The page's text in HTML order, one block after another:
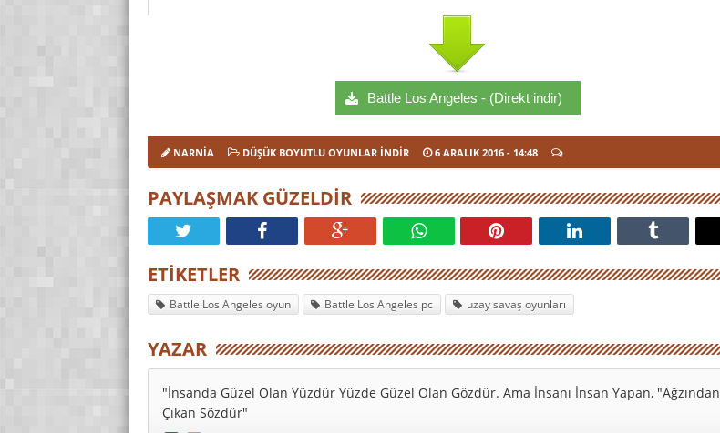
Battle Los Angeles - (Direkt indir)
NARNIA DÜŞÜK BOYUTLU OYUNLAR İNDIR 6 ARALIK 2016 - 14:48
PAYLAŞMAK GÜZELDIR
ETIKETLER
Battle Los Angeles oyun Battle Los Angeles pc uzay savaş oyunları
YAZAR
"İnsanda Güzel Olan Yüzdür Yüzde Güzel Olan Gözdür. Ama İnsanı İnsan Yapan, "Ağzından
Çıkan Sözdür"